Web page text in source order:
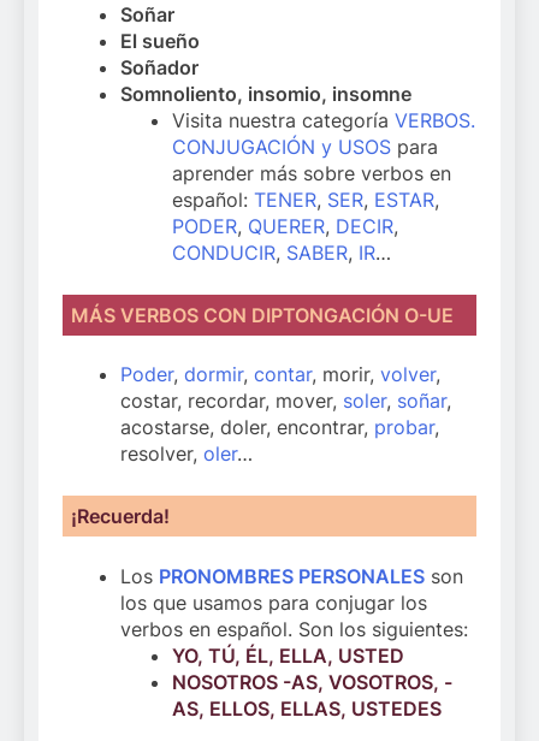
Soñar
El sueño
Soñador
Somnoliento, insomio, insomne
Visita nuestra categoríaVERBOS.
CONJUGACIÓN y USOS para
aprender más sobre verbos en
español:TENER, SER, ESTAR,
PODER, QUERER, DECIR,
CONDUCIR, SABER, IR…
MÁS VERBOS CON DIPTONGACIÓN O-UE
Poder, dormir, contar, morir, volver,
costar, recordar, mover, soler, soñar,
acostarse, doler, encontrar, probar,
resolver, oler…
¡Recuerda!
Los PRONOMBRES PERSONALES son
los que usamos para conjugar los
verbos en español. Son los siguientes:
YO, TÚ, ÉL, ELLA, USTED
NOSOTROS -AS, VOSOTROS, -
AS, ELLOS, ELLAS, USTEDES